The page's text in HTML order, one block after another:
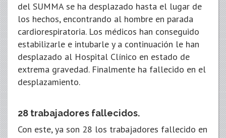
del SUMMA se ha desplazado hasta el lugar de
los hechos, encontrando al hombre en parada
cardiorespiratoria. Los médicos han conseguido
estabilizarle e intubarle y a continuación le han
desplazado al Hospital Clínico en estado de
extrema gravedad. Finalmente ha fallecido en el
desplazamiento.
28 trabajadores fallecidos.
Con este, ya son 28 los trabajadores fallecido en